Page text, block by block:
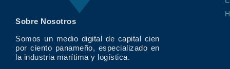
Sobre Nosotros
Somos un medio digital de capital cien
por ciento panameño, especializado en
la industria marítima y logística.